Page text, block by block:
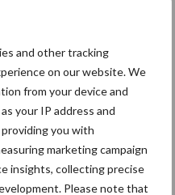
and other tracking
on our website. We
from your device and
your IP address and
you with
marketing campaign
insights, collecting precise
Please note that
al goed,
verbetert die
bij persen